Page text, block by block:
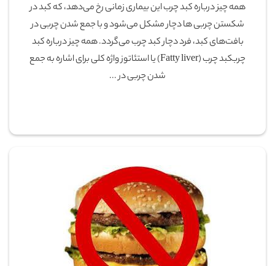
همه چیز درباره کبد چرب این بیماری زمانی رخ می‌دهد، که کبد در
شکستن چربی ها دچار مشکل می‌شود و با جمع شدن چربی در
بافت‌های کبد، فرد دچار کبد چرب می‌گردد. همه چیز درباره کبد
چربکبد چرب (Fatty liver) یا استئاتوز واژه کلی برای اشاره به جمع
شدن چربی در ...